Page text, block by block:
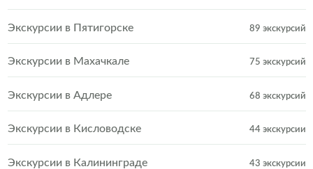
Экскурсии в Пятигорске 89 экскурсий
Экскурсии в Махачкале 75 экскурсий
Экскурсии в Адлере 68 экскурсий
Экскурсии в Кисловодске 44 экскурсии
Экскурсии в Калининграде 43 экскурсии